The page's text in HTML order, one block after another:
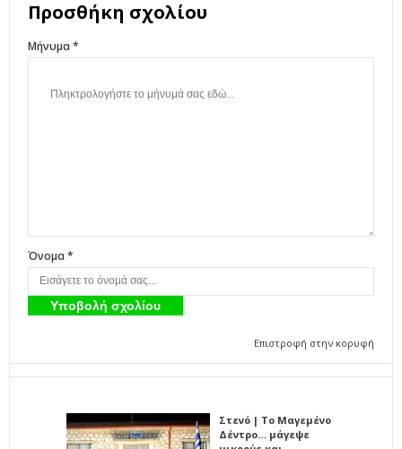
Προσθήκη σχολίου
Μήνυμα *
Όνομα *
Επιστροφή στην κορυφή
Στενό | Το Μαγεμένο
Δέντρο… μάγεψε